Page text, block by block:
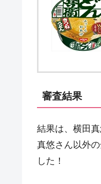
審査結果
結果は、横田
真悠さん以外
した！